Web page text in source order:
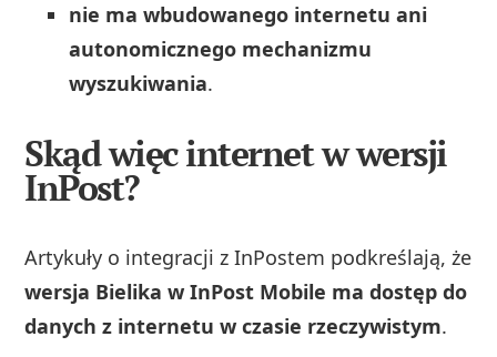
nie ma wbudowanego internetu ani
autonomicznego mechanizmu
wyszukiwania.
Skąd więc internet w wersji
InPost?
Artykuły o integracji z InPostem podkreślają, że
wersja Bielika w InPost Mobile ma dostęp do
danych z internetu w czasie rzeczywistym.